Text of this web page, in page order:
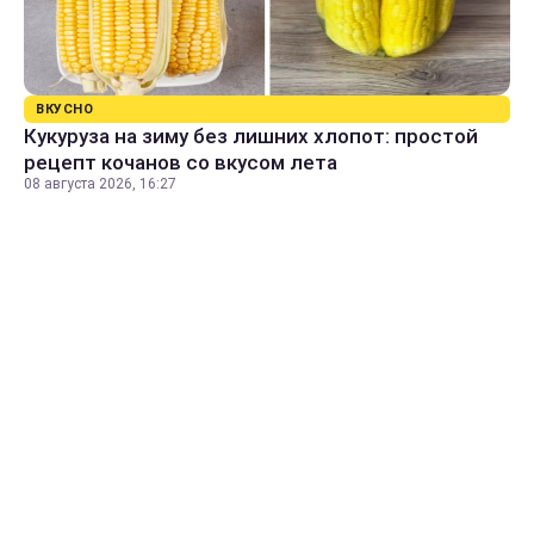
ВКУСНО
Кукуруза на зиму без лишних хлопот: простой
рецепт кочанов со вкусом лета
08 августа 2026, 16:27